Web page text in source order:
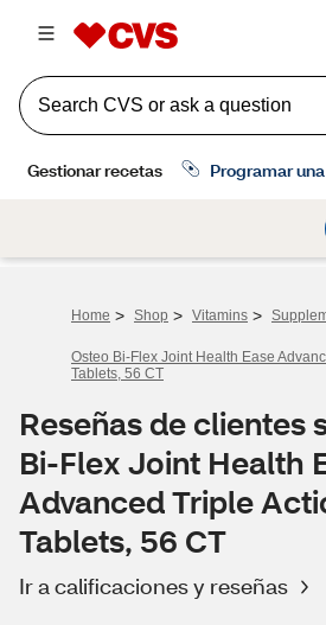
Home > Shop > Vitamins >
Osteo Bi-Flex Joint Health Ease
Tablets, 56 CT
Reseñas de clientes
Bi-Flex Joint Health
Advanced Triple
Tablets, 56 CT
Ir a calificaciones y reseñas